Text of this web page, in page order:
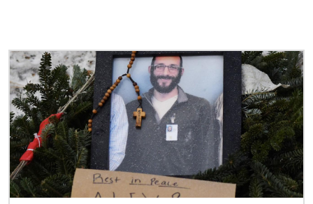
Obraz